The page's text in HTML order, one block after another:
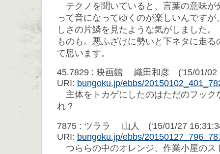
テクノを聞いていると、言葉の意味が
って音になってゆくのが楽しいんです
しさの片鱗を見たような気がしました
ものも。悪ふざけに勢いと下ネタに走
て思います。
45.7829 : 映画館 織田和彦 ('15/01/02
URI: bungoku.jp/ebbs/
主体をトカゲにしたのはただのフッ
れ？
7875 : ツララ 山人 ('15/01/27
URI: bungoku.jp/ebbs/
つららの中のオレンジ、作業小屋のス